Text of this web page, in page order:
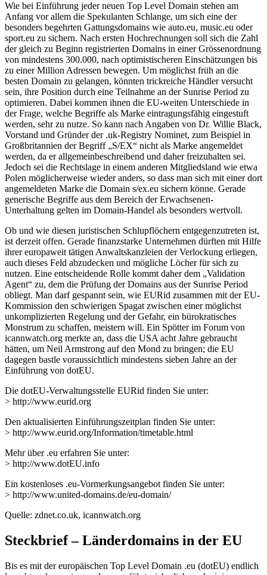
Wie bei Einführung jeder neuen Top Level Domain stehen am
Anfang vor allem die Spekulanten Schlange, um sich eine der
besonders begehrten Gattungsdomains wie auto.eu, music.eu oder
sport.eu zu sichern. Nach ersten Hochrechnungen soll sich die Zahl
der gleich zu Beginn registrierten Domains in einer Grössenordnung
von mindestens 300.000, nach optimistischeren Einschätzungen bis
zu einer Million Adressen bewegen. Um möglichst früh an die
besten Domain zu gelangen, könnten trickreiche Händler versucht
sein, ihre Position durch eine Teilnahme an der Sunrise Period zu
optimieren. Dabei kommen ihnen die EU-weiten Unterschiede in
der Frage, welche Begriffe als Marke eintragungsfähig eingestuft
werden, sehr zu nutze. So kann nach Angaben von Dr. Willie Black,
Vorstand und Gründer der .uk-Registry Nominet, zum Beispiel in
Großbritannien der Begriff „S/EX“ nicht als Marke angemeldet
werden, da er allgemeinbeschreibend und daher freizuhalten sei.
Jedoch sei die Rechtslage in einem anderen Mitgliedsland wie etwa
Polen möglicherweise wieder anders, so dass man sich mit einer dort
angemeldeten Marke die Domain s/ex.eu sichern könne. Gerade
generische Begriffe aus dem Bereich der Erwachsenen-
Unterhaltung gelten im Domain-Handel als besonders wertvoll.
Ob und wie diesen juristischen Schlupflöchern entgegenzutreten ist,
ist derzeit offen. Gerade finanzstarke Unternehmen dürften mit Hilfe
ihrer europaweit tätigen Anwaltskanzleien der Verlockung erliegen,
auch dieses Feld abzudecken und mögliche Löcher für sich zu
nutzen. Eine entscheidende Rolle kommt daher dem „Validation
Agent“ zu, dem die Prüfung der Domains aus der Sunrise Period
obliegt. Man darf gespannt sein, wie EURid zusammen mit der EU-
Kommission den schwierigen Spagat zwischen einer möglichst
unkomplizierten Regelung und der Gefahr, ein bürokratisches
Monstrum zu schaffen, meistern will. Ein Spötter im Forum von
icannwatch.org merkte an, dass die USA acht Jahre gebraucht
hätten, um Neil Armstrong auf den Mond zu bringen; die EU
dagegen bastle voraussichtlich mindestens sieben Jahre an der
Einführung von dotEU.
Die dotEU-Verwaltungsstelle EURid finden Sie unter:
> http://www.eurid.org
Den aktualisierten Einführungszeitplan finden Sie unter:
> http://www.eurid.org/Information/timetable.html
Mehr über .eu erfahren Sie unter:
> http://www.dotEU.info
Ein kostenloses .eu-Vormerkungsangebot finden Sie unter:
> http://www.united-domains.de/eu-domain/
Quelle: zdnet.co.uk, icannwatch.org
Steckbrief – Länderdomains in der EU
Bis es mit der europäischen Top Level Domain .eu (dotEU) endlich